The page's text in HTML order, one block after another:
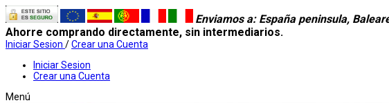
Enviamos a: España peninsula,
Ahorre comprando directamente, sin intermediarios.
Iniciar Sesion /Crear una Cuenta
Iniciar Sesion
Crear una Cuenta
Menú